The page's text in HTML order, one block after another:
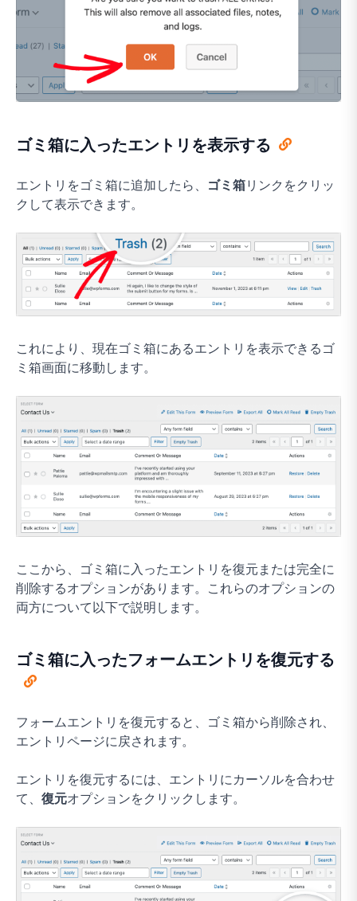
ゴミ箱に入ったエントリを表示する
エントリをゴミ箱に追加したら、 ゴミ箱リンクをクリッ
クして表示できます。
これにより、現在ゴミ箱にあるエントリを表示できるゴ
ミ箱画面に移動します。
ここから、ゴミ箱に入ったエントリを復元または完全に
削除するオプションがあります。これらのオプションの
両方について以下で説明します。
ゴミ箱に入ったフォームエントリを復元する
フォームエントリを復元すると、ゴミ箱から削除され、
エントリページに戻されます。
エントリを復元するには、エントリにカーソルを合わせ
て、 復元オプションをクリックします。